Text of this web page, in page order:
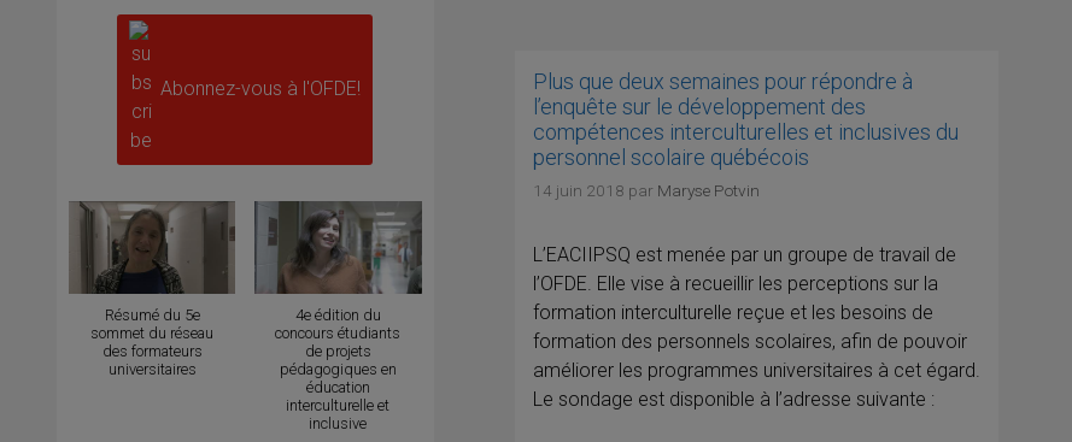
Plus que deux semaines pour répondre à
l’enquête sur le développement des
compétences interculturelles et inclusives du
personnel scolaire québécois
14 juin 2018 par Maryse Potvin
L’EACIIPSQ est menée par un groupe de travail de
l’OFDE. Elle vise à recueillir les perceptions sur la
formation interculturelle reçue et les besoins de
formation des personnels scolaires, afin de pouvoir
améliorer les programmes universitaires à cet égard.
Le sondage est disponible à l’adresse suivante :
Abonnez-vous à l'OFDE!
Résumé du 5e
sommet du réseau
des formateurs
universitaires
4e édition du
concours étudiants
de projets
pédagogiques en
éducation
interculturelle et
inclusive